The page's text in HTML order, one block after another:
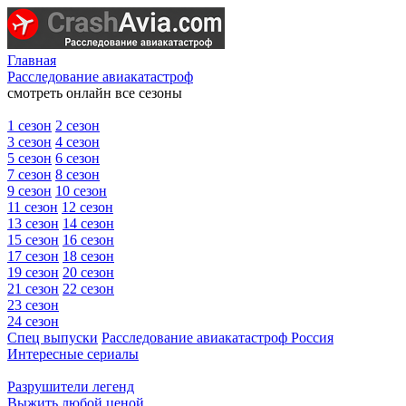
Главная
Расследование авиакатастроф
смотреть онлайн все сезоны
1 сезон 2 сезон
3 сезон 4 сезон
5 сезон 6 сезон
7 сезон 8 сезон
9 сезон 10 сезон
11 сезон 12 сезон
13 сезон 14 сезон
15 сезон 16 сезон
17 сезон 18 сезон
19 сезон 20 сезон
21 сезон 22 сезон
23 сезон
24 сезон
Спец выпуски Расследование авиакатастроф Россия
Интересные сериалы
Разрушители легенд
Выжить любой ценой